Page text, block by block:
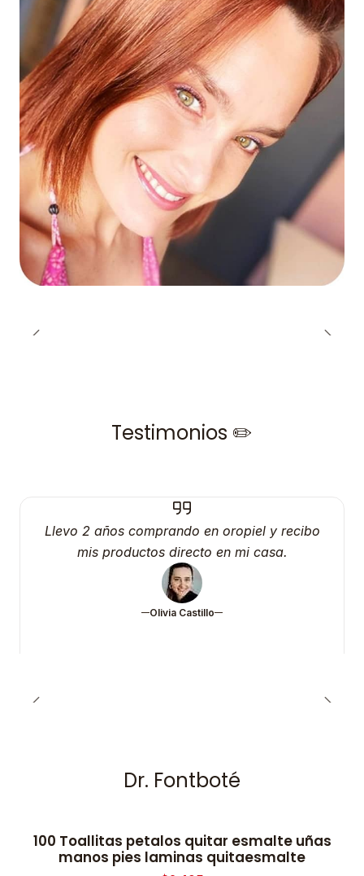
Testimonios ✏️
Llevo 2 años comprando en oropiel y recibo
mis productos directo en mi casa.
Olivia Castillo
Dr. Fontboté
-50% OFF
100 Toallitas petalos quitar esmalte uñas
manos pies laminas quitaesmalte